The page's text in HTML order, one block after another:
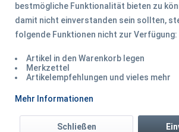
Balzer Iron Line 8 Multicolor 10m
bestmögliche Funktionalität bieten zu
damit nicht einverstanden sein sollten,
folgende Funktionen nicht zur Verfügung:
Artikel in den Warenkorb legen
Merkzettel
Artikelempfehlungen und vieles mehr
Mehr Informationen
Schließen